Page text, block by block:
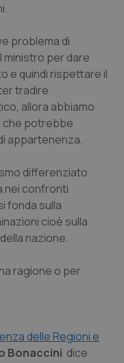
problema di
ministro per dare
e quindi rispettare il
tradire
allora abbiamo
che potrebbe
appartenenza.
differenziato
nei confronti
fonda sulla
cioè sulla
nazione.
ragione o per
delle Regioni e
Bonaccini dice